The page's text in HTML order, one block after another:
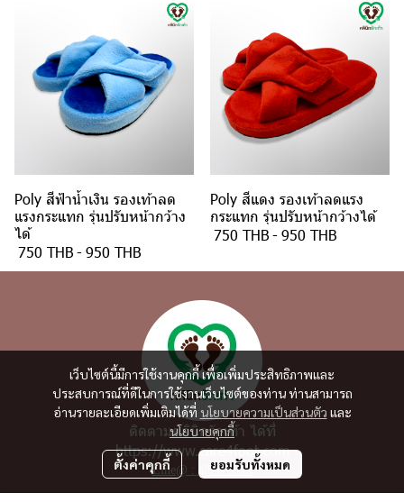
Poly สีฟ้าน้ำเงิน รองเท้าลด
แรงกระแทก รุ่นปรับหน้ากว้าง
ได้
750 THB-950 THB
Poly สีแดง รองเท้าลดแรง
กระแทก รุ่นปรับหน้ากว้างได้
750 THB-950 THB
เว็บไซต์นี้มีการใช้งานคุกกี้ เพื่อเพิ่มประสิทธิภาพและ
ประสบการณ์ที่ดีในการใช้งานเว็บไซต์ของท่าน ท่านสามารถ
อ่านรายละเอียดเพิ่มเติมได้ที่ นโยบายความเป็นส่วนตัว และ
นโยบายคุกกี้
ตั้งค่าคุกกี้ ยอมรับทั้งหมด
ติดตามคลินิกรักเท้า ได้ที่
https://www.care4foot.com
Line@ : @lovefoot